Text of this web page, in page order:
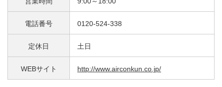
電話番号 0120-524-338
定休日 土日
WEBサイト http://www.airconkun.co.jp/